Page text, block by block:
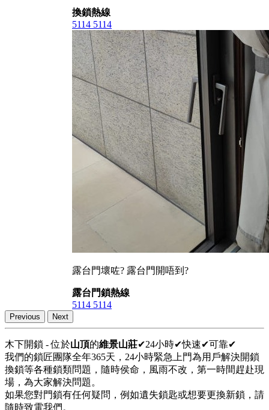
換鎖熱線
5114 5114
露台門壞咗? 露台門開唔到?
露台門鎖熱線
5114 5114
Previous Next
木下開鎖 - 位於山頂的維景山莊✔24小時✔快速✔可靠✔
我們的鎖匠團隊全年365天，24小時緊急上門為用戶解決開鎖
換鎖等各種鎖類問題，隨時侯命，風雨不改，第一時間趕赴現
場，為大家解決問題。
如果您對門鎖有任何疑問，例如遺失鎖匙或想要更換新鎖，請
隨時致電我們。